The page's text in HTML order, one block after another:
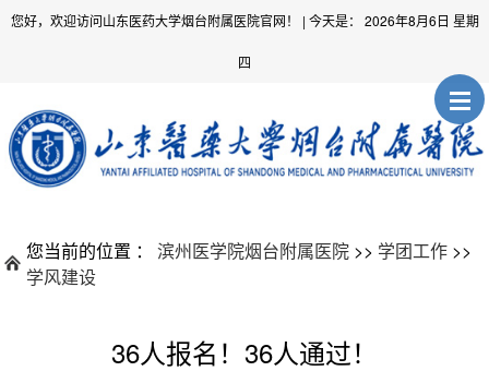
您好，欢迎访问山东医药大学烟台附属医院官网！ | 今天是： 2026年8月6日 星期
四
您当前的位置 ：滨州医学院烟台附属医院 >> 学团工作 >>
学风建设
36人报名！36人通过！